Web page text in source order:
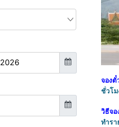
จองตั๋
ชั่วโม
วิธีจอ
ทำรา